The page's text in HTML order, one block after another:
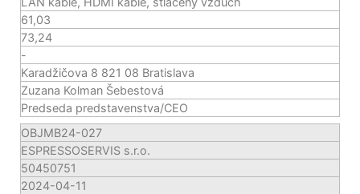
61,03
73,24
-
Karadžičova 8 821 08 Bratislava
Zuzana Kolman Šebestová
Predseda predstavenstva/CEO
OBJMB24-027
ESPRESSOSERVIS s.r.o.
50450751
2024-04-11